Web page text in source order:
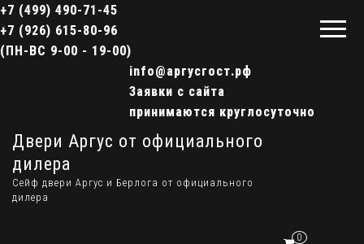
+7 (499) 490-71-45
+7 (926) 615-80-96
(ПН-ВС 9-00 - 19-00)
info@аргусгост.рф
Заявки с сайта
принимаются круглосуточно
Двери Аргус от официального
дилера
Сейф двери Аргус и Берлога от официального
дилера
0